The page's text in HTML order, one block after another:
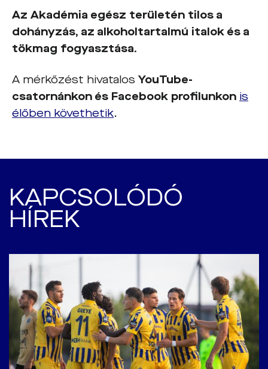
Az Akadémia egész területén tilos a
dohányzás, az alkoholtartalmú italok és a
tökmag fogyasztása.
A mérkőzést hivatalos YouTube-
csatornánkon és Facebook profilunkon is
élőben követhetik.
KAPCSOLÓDÓ
HÍREK